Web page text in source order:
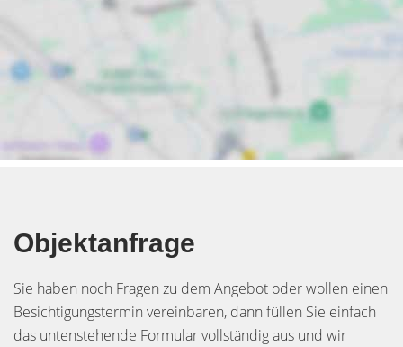
Objektanfrage
Sie haben noch Fragen zu dem Angebot oder wollen einen
Besichtigungstermin vereinbaren, dann füllen Sie einfach
das untenstehende Formular vollständig aus und wir